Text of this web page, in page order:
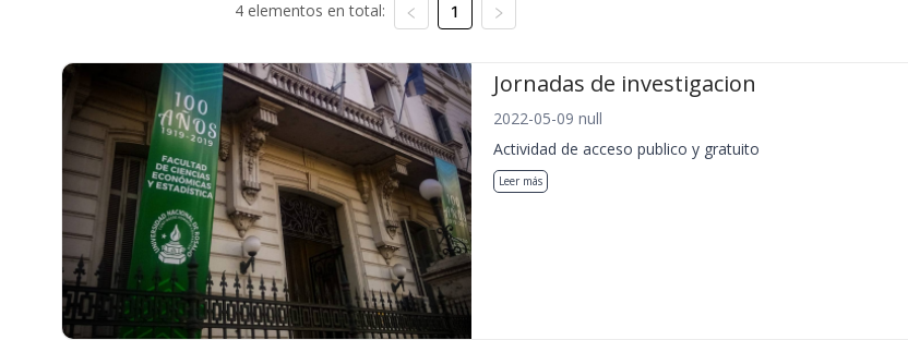
4 elementos en total: 1
Jornadas de investigacion
2022-05-09 null
Actividad de acceso publico y gratuito
Leer más